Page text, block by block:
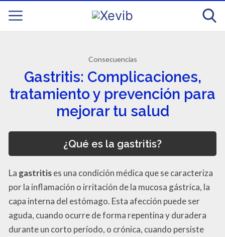
Consecuencias
Gastritis: Complicaciones,
tratamiento y prevención para
mejorar tu salud
¿Qué es la gastritis?
La gastritises una condición médica que se caracteriza
por la inflamación o irritación de la mucosa gástrica, la
capa interna del estómago. Esta afección puede ser
aguda, cuando ocurre de forma repentina y duradera
durante un corto período, o crónica, cuando persiste